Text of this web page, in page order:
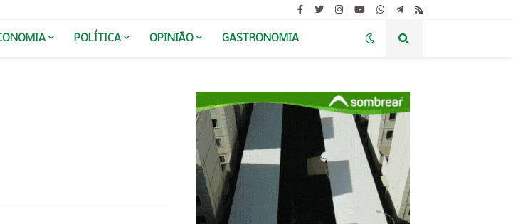
POLÍTICA OPINIÃO GASTRONOMIA